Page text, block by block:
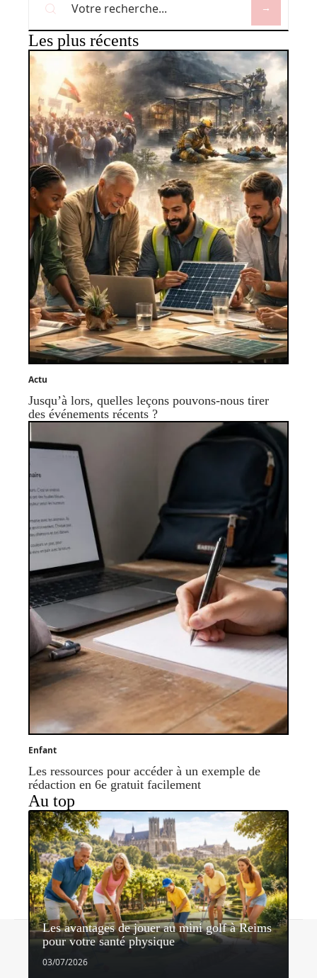
Les plus récents
Actu
Jusqu’à lors, quelles leçons pouvons-nous tirer
des événements récents ?
Enfant
Les ressources pour accéder à un exemple de
rédaction en 6e gratuit facilement
Au top
Les avantages de jouer au mini golf à Reims
pour votre santé physique
03/07/2026
Contact Mentions légales Sitemap